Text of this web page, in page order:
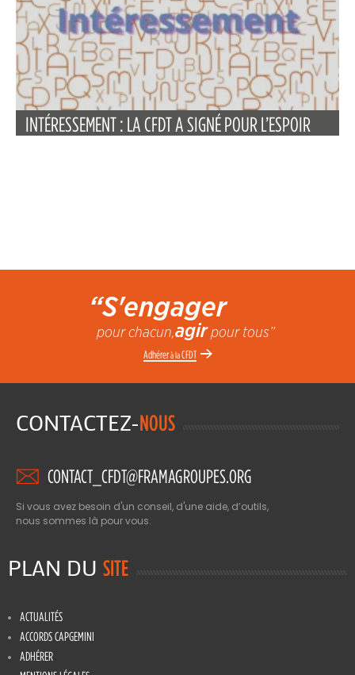
INTÉRESSEMENT : LA CFDT A SIGNÉ POUR L’ESPOIR
“S'engager
pour chacun,agirpour tous”
Adhérerà laCFDT
CONTACTEZ-NOUS
CONTACT_CFDT@FRAMAGROUPES.ORG
Si vous avez besoin d'un conseil, d'une aide, d’outils,
nous sommes là pour vous.
PLAN DU SITE
ACTUALITÉS
ACCORDS CAPGEMINI
ADHÉRER